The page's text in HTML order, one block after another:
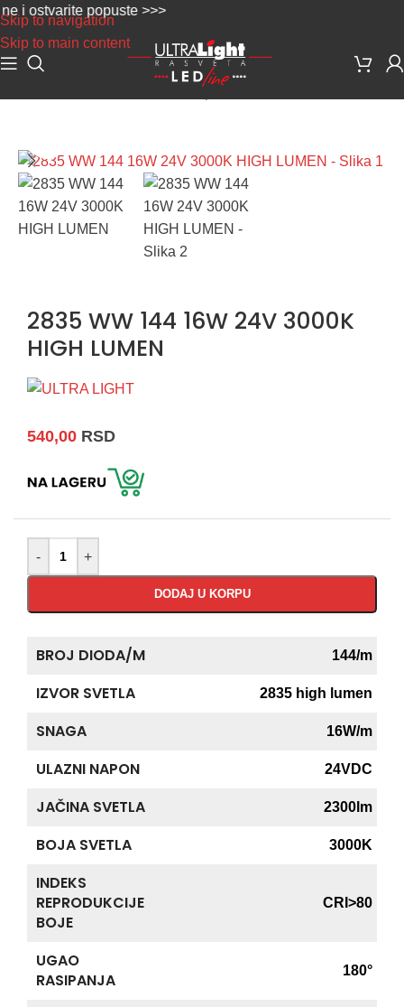
Skip to navigation
Skip to main content
popuste >>>
2835 WW 144 16W 24V 3000K
HIGH LUMEN
540,00 RSD
- +
DODAJ U KORPU
BROJ DIODA/M 144/m
IZVOR SVETLA 2835 high lumen
SNAGA 16W/m
ULAZNI NAPON 24VDC
JAČINA SVETLA 2300lm
BOJA SVETLA 3000K
INDEKS
REPRODUKCIJE
BOJE
CRI>80
UGAO
RASIPANJA
180°